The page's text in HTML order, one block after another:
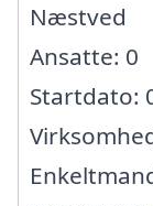
Næstved
Ansatte: 0
Startdato: